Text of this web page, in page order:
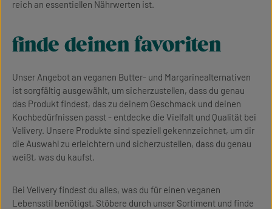
reich an essentiellen Nährwerten ist.
finde deinen favoriten
Unser Angebot an veganen Butter- und Margarinealternativen
ist sorgfältig ausgewählt, um sicherzustellen, dass du genau
das Produkt findest, das zu deinem Geschmack und deinen
Kochbedürfnissen passt - entdecke die Vielfalt und Qualität bei
Velivery. Unsere Produkte sind speziell gekennzeichnet, um dir
die Auswahl zu erleichtern und sicherzustellen, dass du genau
weißt, was du kaufst.
Bei Velivery findest du alles, was du für einen veganen
Lebensstil benötigst. Stöbere durch unser Sortiment und finde